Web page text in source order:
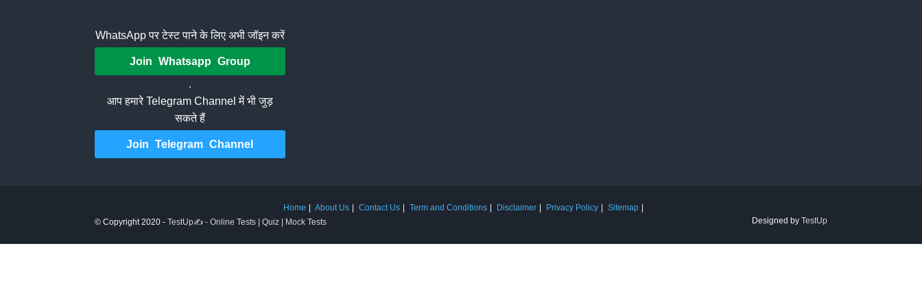
WhatsApp पर टेस्ट पाने के लिए अभी जॉइन करें
Join Whatsapp Group
.
आप हमारे Telegram Channel में भी जुड़
सकते हैं
Join Telegram Channel
Home About Us Contact Us Term and Conditions Disclaimer Privacy Policy
Sitemap
© Copyright 2020 - TestUp✍️ - Online Tests | Quiz | Mock Tests Designed by TestUp